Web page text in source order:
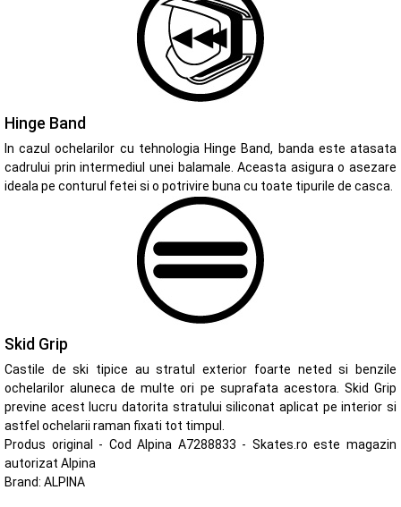
Hinge Band
In cazul ochelarilor cu tehnologia Hinge Band, banda este atasata
cadrului prin intermediul unei balamale. Aceasta asigura o asezare
ideala pe conturul fetei si o potrivire buna cu toate tipurile de casca.
Skid Grip
Castile de ski tipice au stratul exterior foarte neted si benzile
ochelarilor aluneca de multe ori pe suprafata acestora. Skid Grip
previne acest lucru datorita stratului siliconat aplicat pe interior si
astfel ochelarii raman fixati tot timpul.
Produs original - Cod Alpina A7288833 - Skates.ro este magazin
autorizat Alpina
Brand: ALPINA